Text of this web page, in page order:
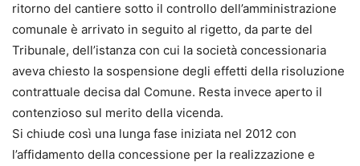
ritorno del cantiere sotto il controllo dell’amministrazione
comunale è arrivato in seguito al rigetto, da parte del
Tribunale, dell’istanza con cui la società concessionaria
aveva chiesto la sospensione degli effetti della risoluzione
contrattuale decisa dal Comune. Resta invece aperto il
contenzioso sul merito della vicenda.
Si chiude così una lunga fase iniziata nel 2012 con
l’affidamento della concessione per la realizzazione e